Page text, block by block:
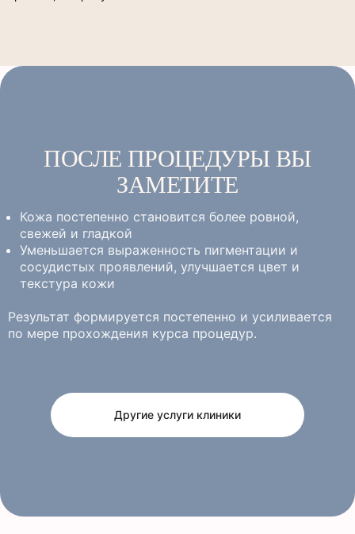
ПОСЛЕ ПРОЦЕДУРЫ ВЫ
ЗАМЕТИТЕ
Кожа постепенно становится более ровной,
свежей и гладкой
Уменьшается выраженность пигментации и
сосудистых проявлений, улучшается цвет и
текстура кожи
Результат формируется постепенно и усиливается
по мере прохождения курса процедур.
Другие услуги клиники